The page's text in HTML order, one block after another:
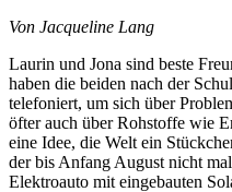
Von Jacqueline Lang
Laurin und Jona sind beste
haben die beiden nach der
telefoniert, um sich über
öfter auch über Rohstoffe wie
eine Idee, die Welt ein
der bis Anfang August nicht
Elektroauto mit eingebauten